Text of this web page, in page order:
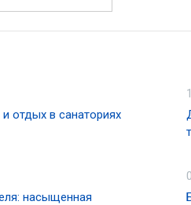
отдых в санаториях
насыщенная